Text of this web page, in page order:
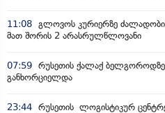
11:08 გლოვოს კურიერზე
მათ შორის 2 არასრულწლოვანი
07:59 რუსეთის ქალაქ
განხორციელდა
23:44 რუსეთის ლოგისტიკურ